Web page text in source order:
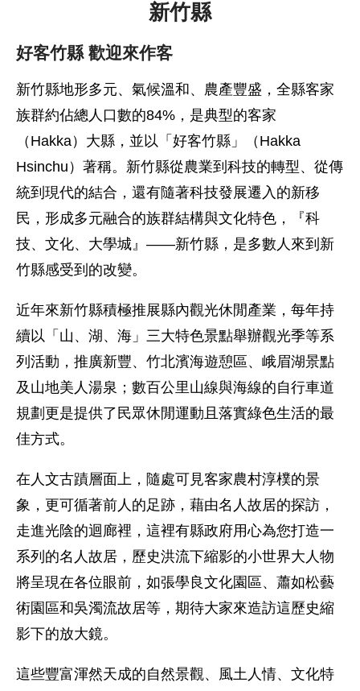
新竹縣
好客竹縣 歡迎來作客
新竹縣地形多元、氣候溫和、農產豐盛，全縣客家
族群約佔總人口數的84%，是典型的客家
（Hakka）大縣，並以「好客竹縣」（Hakka
Hsinchu）著稱。新竹縣從農業到科技的轉型、從傳
統到現代的結合，還有隨著科技發展遷入的新移
民，形成多元融合的族群結構與文化特色，『科
技、文化、大學城』——新竹縣，是多數人來到新
竹縣感受到的改變。
近年來新竹縣積極推展縣內觀光休閒產業，每年持
續以「山、湖、海」三大特色景點舉辦觀光季等系
列活動，推廣新豐、竹北濱海遊憩區、峨眉湖景點
及山地美人湯泉；數百公里山線與海線的自行車道
規劃更是提供了民眾休閒運動且落實綠色生活的最
佳方式。
在人文古蹟層面上，隨處可見客家農村淳樸的景
象，更可循著前人的足跡，藉由名人故居的探訪，
走進光陰的迴廊裡，這裡有縣政府用心為您打造一
系列的名人故居，歷史洪流下縮影的小世界大人物
將呈現在各位眼前，如張學良文化園區、蕭如松藝
術園區和吳濁流故居等，期待大家來造訪這歷史縮
影下的放大鏡。
這些豐富渾然天成的自然景觀、風土人情、文化特